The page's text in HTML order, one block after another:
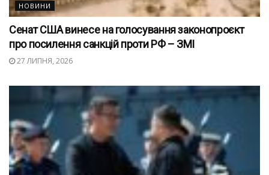
НОВИНИ
Сенат США винесе на голосування законопроєкт
про посилення санкцій проти РФ – ЗМІ
27 ЛИПНЯ, 2026